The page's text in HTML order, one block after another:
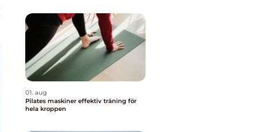
01. aug
Pilates maskiner effektiv träning för
hela kroppen